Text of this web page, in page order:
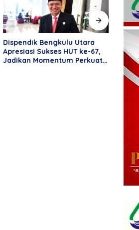
Dispendik Bengkulu Utara
Apresiasi Sukses HUT ke-67,
Jadikan Momentum Perkuat